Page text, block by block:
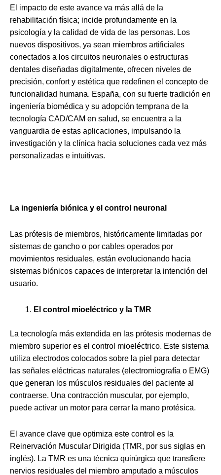
El impacto de este avance va más allá de la
rehabilitación física; incide profundamente en la
psicología y la calidad de vida de las personas. Los
nuevos dispositivos, ya sean miembros artificiales
conectados a los circuitos neuronales o estructuras
dentales diseñadas digitalmente, ofrecen niveles de
precisión, confort y estética que redefinen el concepto de
funcionalidad humana. España, con su fuerte tradición en
ingeniería biomédica y su adopción temprana de la
tecnología CAD/CAM en salud, se encuentra a la
vanguardia de estas aplicaciones, impulsando la
investigación y la clínica hacia soluciones cada vez más
personalizadas e intuitivas.
La ingeniería biónica y el control neuronal
Las prótesis de miembros, históricamente limitadas por
sistemas de gancho o por cables operados por
movimientos residuales, están evolucionando hacia
sistemas biónicos capaces de interpretar la intención del
usuario.
El control mioeléctrico y la TMR
La tecnología más extendida en las prótesis modernas de
miembro superior es el control mioeléctrico. Este sistema
utiliza electrodos colocados sobre la piel para detectar
las señales eléctricas naturales (electromiografía o EMG)
que generan los músculos residuales del paciente al
contraerse. Una contracción muscular, por ejemplo,
puede activar un motor para cerrar la mano protésica.
El avance clave que optimiza este control es la
Reinervación Muscular Dirigida (TMR, por sus siglas en
inglés). La TMR es una técnica quirúrgica que transfiere
nervios residuales del miembro amputado a músculos